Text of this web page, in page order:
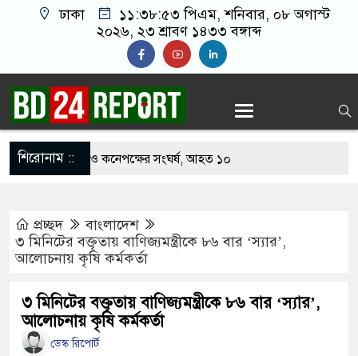
ঢাকা ১১:৩৮:৫৪ পিএম, শনিবার, ০৮ অগাস্ট
২০২৬, ২৩ শ্রাবণ ১৪৩৩ বঙ্গাব্দ
শিরোনাম ::
খাবার নিয়ে বর ও কনেপক্ষের সংঘর্ষ, আহত ১০
শঙ্কায় দেশজুড়ে পুলিশের সতর্কতা জারি
আ.লীগের গোপন বৈঠক থেকে গ্রেপ্তার ৬
যুবদল সভাপতি আটক, ভিডিও ভাইরাল
দায়ী থাকবে জামায়াত-এনসিপি: রাশেদ খাঁন
প্রচ্ছদ
বাংলাদেশ
৩ মিনিটের বক্তৃতায় বাণিজ্যমন্ত্রীকে ৮৬ বার ‘স্যার’,
আলোচনায় কৃষি কর্মকর্তা
৩ মিনিটের বক্তৃতায় বাণিজ্যমন্ত্রীকে ৮৬ বার ‘স্যার’,
আলোচনায় কৃষি কর্মকর্তা
ডেস্ক রিপোর্ট